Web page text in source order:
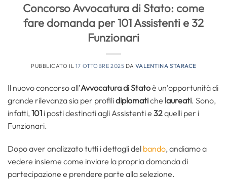
Concorso Avvocatura di Stato: come
fare domanda per 101 Assistenti e 32
Funzionari
PUBBLICATO IL 17 OTTOBRE 2025 DAVALENTINA STARACE
Il nuovo concorso all’Avvocatura di Statoè un’opportunità di
grande rilevanza sia per profilidiplomatiche laureati. Sono,
infatti, 101 i posti destinati agli Assistenti e 32quelli per i
Funzionari.
Dopo aver analizzato tutti i dettagli del bando, andiamo a
vedere insieme come inviare la propria domanda di
partecipazione e prendere parte alla selezione.